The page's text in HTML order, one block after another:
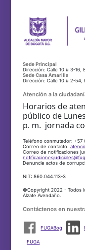
Sede Principal
Dirección: Calle 10 # 3-16,
Sede Casa Amarilla
Dirección: Calle 10 # 2-54,
Atención a la
Horarios de
público de
p. m. jornada
Teléfono conmutador: +57
Correo de contacto:
Correo de notificaciones
Denuncie actos de
NIT: 860.044.113-3
©Copyright 2022 - Todos
Alzate Avendaño.
Contáctenos en
FUGABog
FUGA